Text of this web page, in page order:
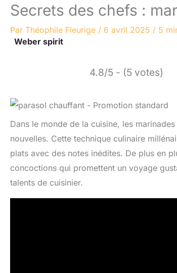
Secrets des chefs :
Par Théophile Fleurige / 6 avril 2025 / 5
Weber spirit
4.8/5 - (5 votes)
Dans le monde de la cuisine, les
nouvelles. Cette technique culinaire
plats avec des notes inédites. De plus en
concoctions qui promettent un voyage
talents de cuisinier.